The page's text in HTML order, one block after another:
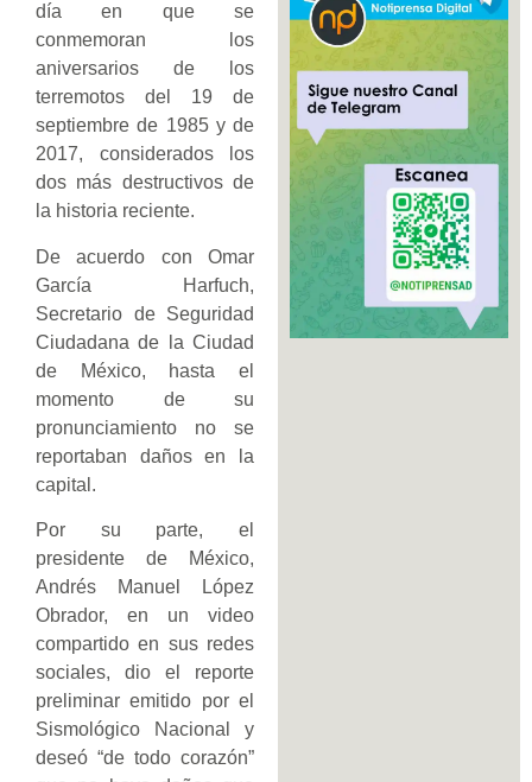
día en que se
conmemoran los
aniversarios de los
terremotos del 19 de
septiembre de 1985 y de
2017, considerados los
dos más destructivos de
la historia reciente.
De acuerdo con Omar
García Harfuch,
Secretario de Seguridad
Ciudadana de la Ciudad
de México, hasta el
momento de su
pronunciamiento no se
reportaban daños en la
capital.
Por su parte, el
presidente de México,
Andrés Manuel López
Obrador, en un video
compartido en sus redes
sociales, dio el reporte
preliminar emitido por el
Sismológico Nacional y
deseó “de todo corazón”